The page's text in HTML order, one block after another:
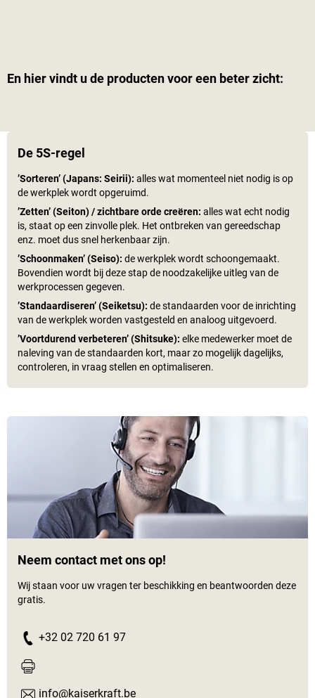
En hier vindt u de producten voor een beter zicht:
De 5S-regel
’Sorteren’ (Japans: Seirii): alles wat momenteel niet nodig is op
de werkplek wordt opgeruimd.
’Zetten’ (Seiton) / zichtbare orde creëren: alles wat echt nodig
is, staat op een zinvolle plek. Het ontbreken van gereedschap
enz. moet dus snel herkenbaar zijn.
’Schoonmaken’ (Seiso): de werkplek wordt schoongemaakt.
Bovendien wordt bij deze stap de noodzakelijke uitleg van de
werkprocessen gegeven.
’Standaardiseren’ (Seiketsu): de standaarden voor de inrichting
van de werkplek worden vastgesteld en analoog uitgevoerd.
’Voortdurend verbeteren’ (Shitsuke): elke medewerker moet de
naleving van de standaarden kort, maar zo mogelijk dagelijks,
controleren, in vraag stellen en optimaliseren.
Neem contact met ons op!
Wij staan voor uw vragen ter beschikking en beantwoorden deze
gratis.
+32 02 720 61 97
info@kaiserkraft.be